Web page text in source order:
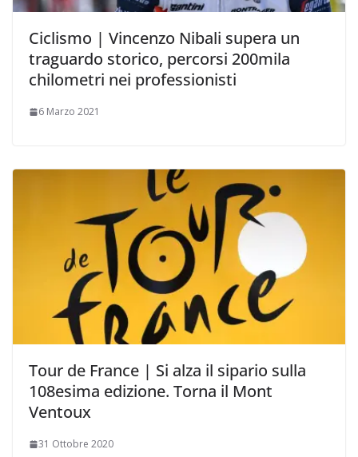
Ciclismo | Vincenzo Nibali supera un
traguardo storico, percorsi 200mila
chilometri nei professionisti
6 Marzo 2021
Tour de France | Si alza il sipario sulla
108esima edizione. Torna il Mont
Ventoux
31 Ottobre 2020